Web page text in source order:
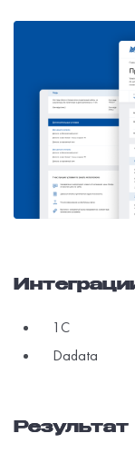
1С
Dadata
Результат